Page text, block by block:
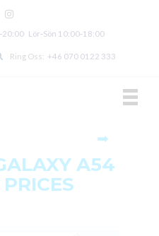
Lör‑Sön 10:00‑18:00
Ring Oss: +46 070 0122 333
➡
A54